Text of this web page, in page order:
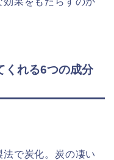
くれる6つの成分
で炭化。炭の凄い